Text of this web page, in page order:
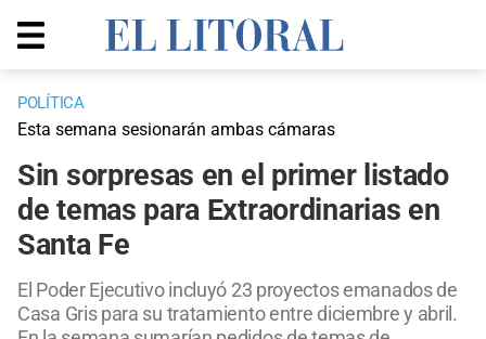
POLÍTICA
Esta semana sesionarán ambas cámaras
Sin sorpresas en el primer listado
de temas para Extraordinarias en
Santa Fe
El Poder Ejecutivo incluyó 23 proyectos emanados de
Casa Gris para su tratamiento entre diciembre y abril.